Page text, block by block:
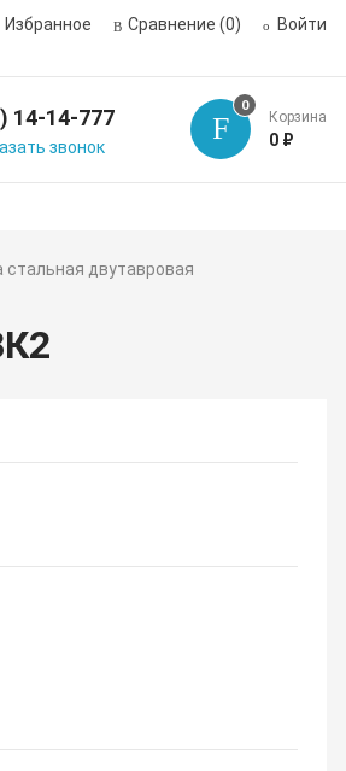
Избранное Сравнение (0) Войти
14-14-777
звонок
0
Корзина
0 ₽
стальная двутавровая